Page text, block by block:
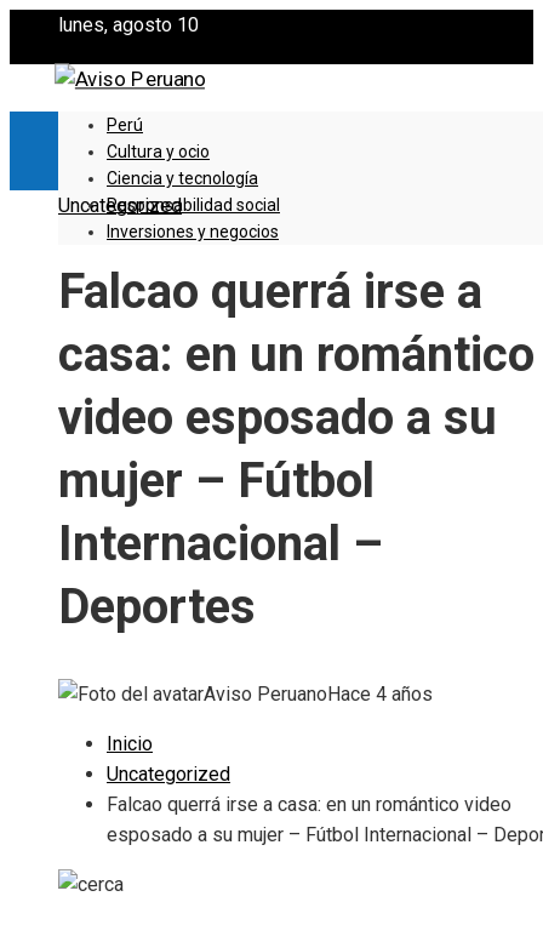
lunes, agosto 10
Perú
Cultura y ocio
Ciencia y tecnología
Responsabilidad social
Inversiones y negocios
Uncategorized
Falcao querrá irse a
casa: en un romántico
video esposado a su
mujer – Fútbol
Internacional –
Deportes
Aviso Peruano Hace 4 años
Inicio
Uncategorized
Falcao querrá irse a casa: en un romántico video
esposado a su mujer – Fútbol Internacional –